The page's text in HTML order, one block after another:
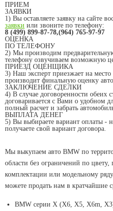
ПРИЕМ
ЗАЯВКИ
1) Вы оставляете заявку на сайте
заявки или звоните по телефону:
8 (499) 899-87-78,(964) 765-97-97
ОЦЕНКА
ПО ТЕЛЕФОНУ
2) Мы производим
телефону озвучиваем возможную
ПРИЕЗД ОЦЕНЩИКА
3) Наш эксперт приезжает на место
производит финальную оценку авто.
ЗАКЛЮЧЕНИЕ СДЕЛКИ
4) В случае договоренности обеих
договаривается с Вами о удобном
полный расчет и забрать
ВЫПЛАТА ДЕНЕГ
5) Вы выбираете вариант оплаты -
получаете свой вариант договора.
Мы выкупаем авто BMW по
области без ограничений по цвету,
комплектации или модельному
можете продать нам в кратчайшие
BMW серии X (X6, X5, X6m,